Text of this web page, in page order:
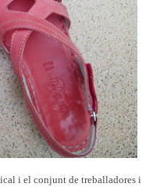
i el conjunt de treballadores i